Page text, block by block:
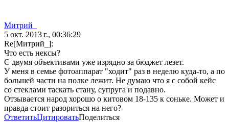
Митрий_
5 окт. 2013 г., 00:36:29
Re[Митрий_]:
Что есть нексы?
С двумя объективами уже изрядно за бюджет лезет.
У меня в семье фотоаппарат "ходит" раз в неделю куда-то, а по
большей части на полке лежит. Не думаю что я с собой кейс
со стеклами таскать стану, супруга и подавно.
Отзывается народ хорошо о китовом 18-135 к соньке. Может и
правда стоит разориться на него?
ОтветитьЦитироватьПоделиться